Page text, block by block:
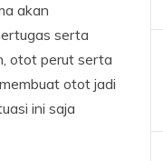
akan
serta
otot perut serta
otot jadi
ini saja